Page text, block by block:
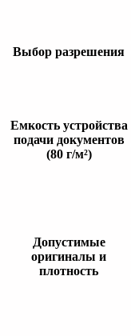
Выбор разрешения
Емкость устройства
подачи документов
(80 г/м²)
Допустимые
оригиналы и
плотность